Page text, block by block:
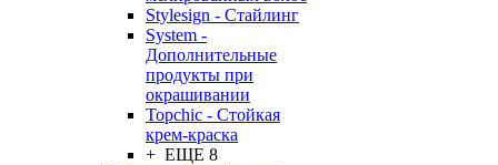
Stylesign - Стайлинг
System -
Дополнительные
продукты при
окрашивании
Topchic - Стойкая
крем-краска
+ ЕЩЕ 8